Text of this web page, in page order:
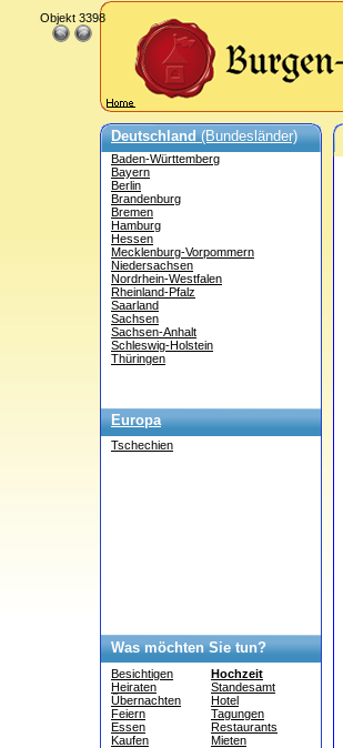
Deutschland(Bundesländer)
Baden-Württemberg
Bayern
Berlin
Brandenburg
Bremen
Hamburg
Hessen
Mecklenburg-Vorpommern
Niedersachsen
Nordrhein-Westfalen
Rheinland-Pfalz
Saarland
Sachsen
Sachsen-Anhalt
Schleswig-Holstein
Thüringen
Europa
Tschechien
Was möchten Sie tun?
Besichtigen
Heiraten
Übernachten
Feiern
Essen
Kaufen
Hochzeit
Standesamt
Hotel
Tagungen
Restaurants
Mieten
Objekt 3398